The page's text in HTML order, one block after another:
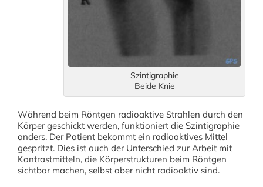
Szintigraphie
Beide Knie
Während beim Röntgen radioaktive Strahlen durch den
Körper geschickt werden, funktioniert die Szintigraphie
anders. Der Patient bekommt ein radioaktives Mittel
gespritzt. Dies ist auch der Unterschied zur Arbeit mit
Kontrastmitteln, die Körperstrukturen beim Röntgen
sichtbar machen, selbst aber nicht radioaktiv sind.